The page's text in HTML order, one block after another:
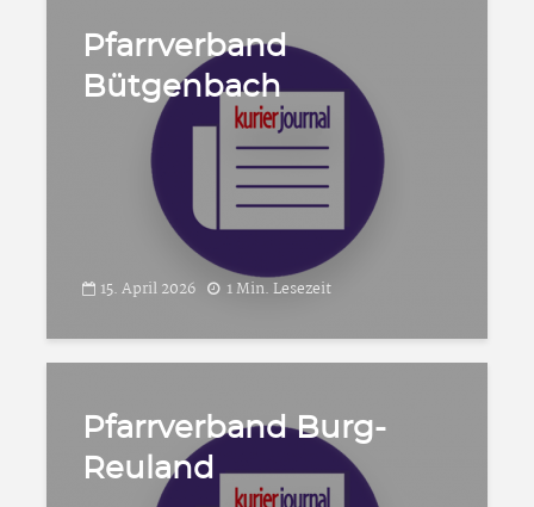
Pfarrverband
Bütgenbach
15. April 2026 1 Min. Lesezeit
Pfarrverband Burg-
Reuland